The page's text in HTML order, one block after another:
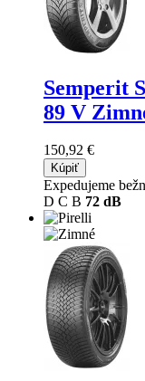
Semperit
89 V
150,92 €
Kúpiť
Expedujeme
D C B 72 dB